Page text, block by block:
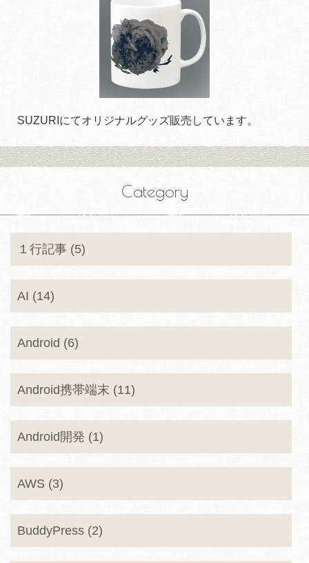
SUZURIにてオリジナルグッズ販売しています。
Category
１行記事 (5)
AI (14)
Android (6)
Android携帯端末 (11)
Android開発 (1)
AWS (3)
BuddyPress (2)